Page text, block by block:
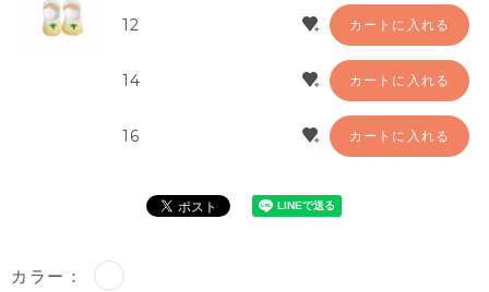
12 カートに入れる
14 カートに入れる
16 カートに入れる
カラー：